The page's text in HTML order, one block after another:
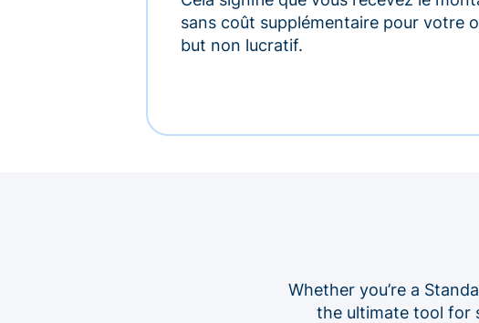
sans coût supplémentaire pour votre
but non lucratif.
Whether you’re a
the ultimate tool for